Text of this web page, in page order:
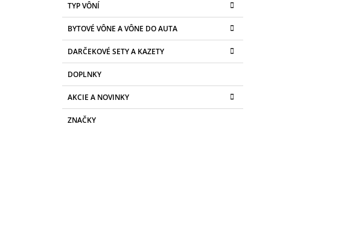
TYP VÔNÍ
BYTOVÉ VÔNE A VÔNE DO AUTA
DARČEKOVÉ SETY A KAZETY
DOPLNKY
AKCIE A NOVINKY
ZNAČKY